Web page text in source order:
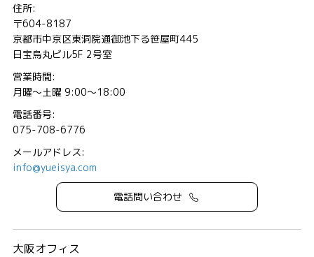
住所:
〒604-8187
京都市中京区東洞院通御池下る笹屋町445
日宝烏丸ビル5F 2号室
営業時間:
月曜～土曜 9:00～18:00
電話番号:
075-708-6776
メールアドレス:
info@yueisya.com
電話問い合わせ
大阪オフィス